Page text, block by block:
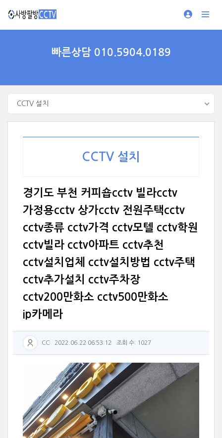
빠른상담 010.5904.0189
CCTV 설치
CCTV 설치
경기도 부천 커피숍cctv 빌라cctv
가정용cctv 상가cctv 전원주택cctv
cctv종류 cctv가격 cctv모텔 cctv학원
cctv빌라 cctv아파트 cctv추천
cctv설치업체 cctv설치방법 cctv주택
cctv추가설치 cctv주차장
cctv200만화소 cctv500만화소
ip카메라
CC 2022.06.22 06:53:12 조회 수: 1027